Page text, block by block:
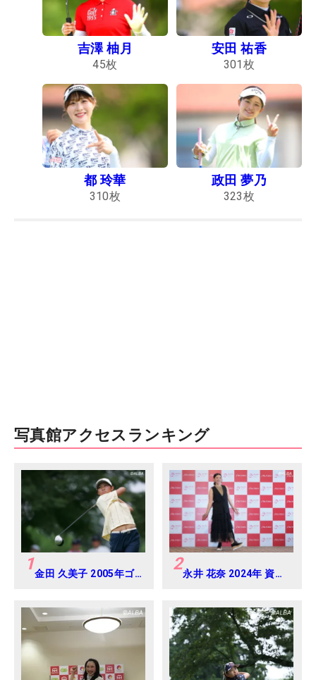
吉澤 柚月
45枚
安田 祐香
301 枚
都 玲華
310枚
政田 夢乃
323枚
写真館アクセスランキング
1金田 久美子 2005年ゴ
2永井 花奈 2024年 資生